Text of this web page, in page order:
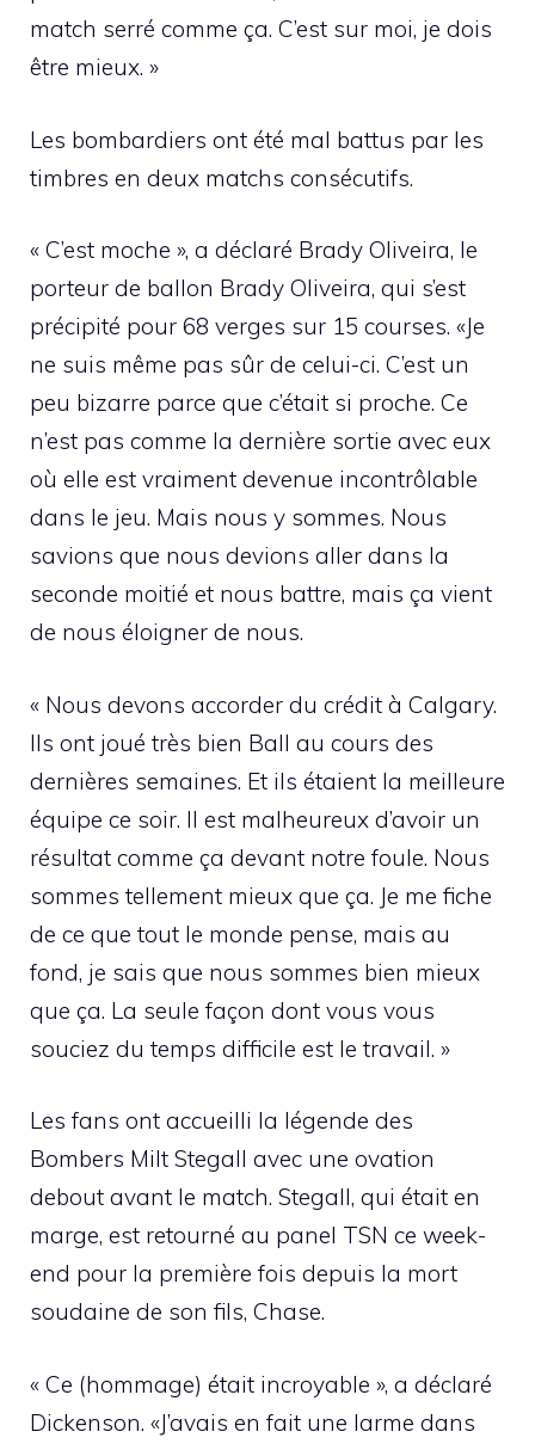
match serré comme ça. C’est sur moi, je dois
être mieux. »
Les bombardiers ont été mal battus par les
timbres en deux matchs consécutifs.
« C’est moche », a déclaré Brady Oliveira, le
porteur de ballon Brady Oliveira, qui s’est
précipité pour 68 verges sur 15 courses. «Je
ne suis même pas sûr de celui-ci. C’est un
peu bizarre parce que c’était si proche. Ce
n’est pas comme la dernière sortie avec eux
où elle est vraiment devenue incontrôlable
dans le jeu. Mais nous y sommes. Nous
savions que nous devions aller dans la
seconde moitié et nous battre, mais ça vient
de nous éloigner de nous.
« Nous devons accorder du crédit à Calgary.
Ils ont joué très bien Ball au cours des
dernières semaines. Et ils étaient la meilleure
équipe ce soir. Il est malheureux d’avoir un
résultat comme ça devant notre foule. Nous
sommes tellement mieux que ça. Je me fiche
de ce que tout le monde pense, mais au
fond, je sais que nous sommes bien mieux
que ça. La seule façon dont vous vous
souciez du temps difficile est le travail. »
Les fans ont accueilli la légende des
Bombers Milt Stegall avec une ovation
debout avant le match. Stegall, qui était en
marge, est retourné au panel TSN ce week-
end pour la première fois depuis la mort
soudaine de son fils, Chase.
« Ce (hommage) était incroyable », a déclaré
Dickenson. «J’avais en fait une larme dans